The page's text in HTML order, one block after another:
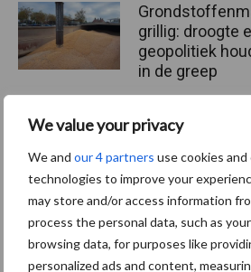
We value your privacy
We and our 4 partners use cookies
technologies to improve your
may store and/or access information
process the personal data, such as
browsing data, for purposes like
personalized ads and content,
grillig: droogte
geopolitiek
in de greep
De speenhuid:
onderschatte
voor mastitis
ForFarmers ziet